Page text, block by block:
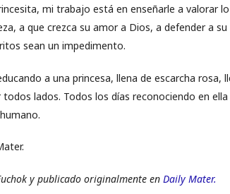
mi trabajo está en enseñarle a valorar
a que crezca su amor a Dios, a defender a
sean un impedimento.
a una princesa, llena de escarcha rosa,
lados. Todos los días reconociendo en
y publicado originalmente en Daily Mater.